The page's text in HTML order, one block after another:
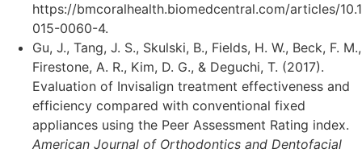
https://bmcoralhealth.biomedcentral.com/articles/
015-0060-4.
Gu, J., Tang, J. S., Skulski, B., Fields, H. W., Beck, F. M.,
Firestone, A. R., Kim, D. G., & Deguchi, T. (2017).
Evaluation of Invisalign treatment effectiveness and
efficiency compared with conventional fixed
appliances using the Peer Assessment Rating index.
American Journal of Orthodontics and Dentofacial